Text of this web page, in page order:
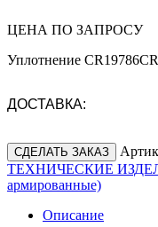
ЦЕНА ПО ЗАПРОСУ
Уплотнение
ДОСТАВКА:
СДЕЛАТЬ ЗАКАЗ
ТЕХНИЧЕСКИЕ
армированные)
Описание